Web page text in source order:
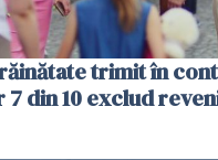
trimit în
7 din 10 exclud